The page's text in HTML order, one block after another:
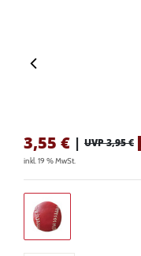
3,55 € | UVP 3,95 €
inkl. 19 % MwSt.